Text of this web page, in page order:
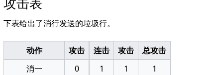
攻击表
下表给出了消行发送的垃圾行。
动作
攻击
消一
0
连击 攻击
总攻击
1
1
1